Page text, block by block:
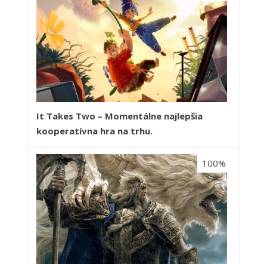
It Takes Two – Momentálne najlepšia
kooperatívna hra na trhu.
100%